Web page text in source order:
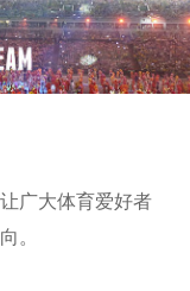
广大体育爱好者
。